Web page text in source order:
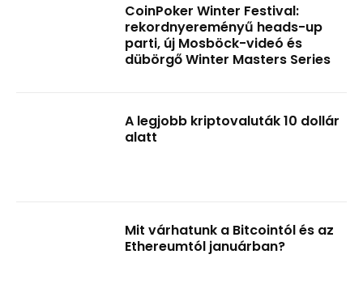
CoinPoker Winter Festival:
rekordnyereményű heads-up
parti, új Mosböck-videó és
dübörgő Winter Masters Series
A legjobb kriptovaluták 10 dollár
alatt
Mit várhatunk a Bitcointól és az
Ethereumtól januárban?